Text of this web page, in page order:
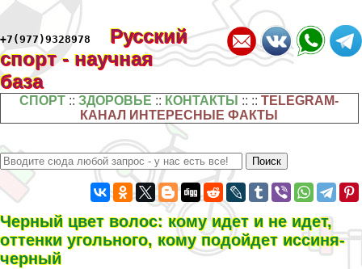
+7(977)9328978
Русский
спорт - научная
база
СПОРТ ::ЗДОРОВЬЕ :: КОНТАКТЫ :: ::TELEGRAM-
КАНАЛ ИНТЕРЕСНЫЕ ФАКТЫ
Черный цвет волос: кому идет и не идет,
оттенки угольного, кому подойдет иссиня-
черный